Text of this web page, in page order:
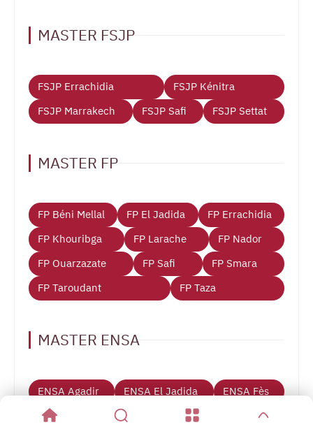
MASTER FSJP
FSJP Errachidia
FSJP Kénitra
FSJP Marrakech
FSJP Safi FSJP Settat
MASTER FP
FP Béni Mellal FP El Jadida
FP Errachidia
FP Khouribga
FP Larache
FP Nador
FP Ouarzazate
FP Safi
FP Smara
FP Taroudant
FP Taza
MASTER ENSA
ENSA Agadir ENSA El Jadida
ENSA Fès
ENSA Kenitra
ENSA Khouribga
ENSA Safi